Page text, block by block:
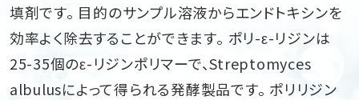
填剤です。 目的のサンプル溶液からエンドトキシンを
効率よく除去することができます。 ポリ-ε-リジンは
25-35個のε-リジンポリマーで、Streptomyces
albulusによって得られる発酵製品です。 ポリリジン